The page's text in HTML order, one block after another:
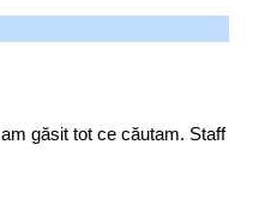
găsit tot ce căutam. Staff